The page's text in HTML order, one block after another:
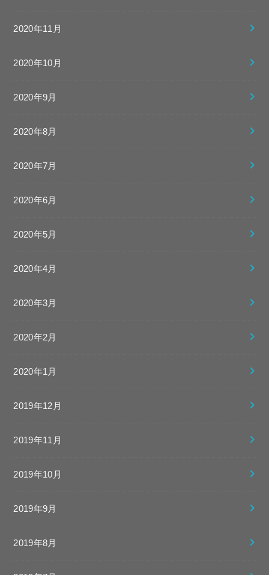
2020年11月
2020年10月
2020年9月
2020年8月
2020年7月
2020年6月
2020年5月
2020年4月
2020年3月
2020年2月
2020年1月
2019年12月
2019年11月
2019年10月
2019年9月
2019年8月